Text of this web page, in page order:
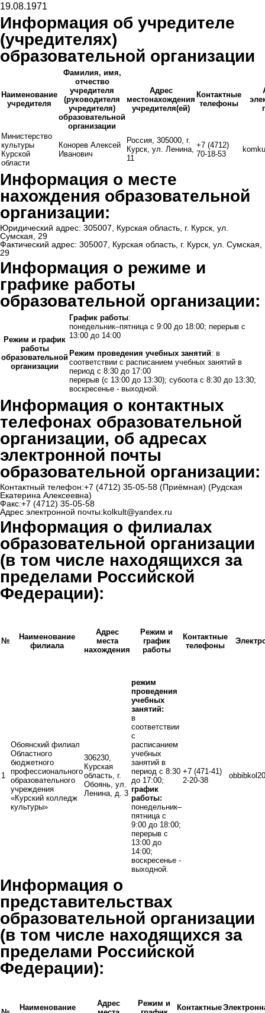
19.08.1971
Информация об учредителе
(учредителях)
образовательной организации​
Наименование
учредителя
Фамилия, имя,
отчество
учредителя
(руководителя
учредителя)
образовательной
организации
Адрес
местонахождения
учредителя(ей)
Контактные
телефоны
Министерство
культуры
Курской
области
Конорев Алексей
Иванович
Россия, 305000, г.
Курск, ул. Ленина,
11
+7 (4712)
70-18-53
Информация о месте
нахождения образовательной
организации:
Юридический адрес: 305007, Курская область, г. Курск, ул.
Сумская, 29
Фактический адрес: 305007, Курская область, г. Курск, ул. Сумская,
29
Информация о режиме и
графике работы
образовательной организации:
Режим и график
работы
образовательной
организации
График работы:
понедельник–пятница с 9:00 до 18:00; перерыв с
13:00 до 14:00
Режим проведения учебных занятий: в
соответствии с расписанием учебных занятий в
период с 8:30 до 17:00
перерыв (с 13:00 до 13:30); субоота с 8:30 до 13:30;
воскресенье - выходной.
Информация о контактных
телефонах образовательной
организации, об адресах
электронной почты
образовательной организации:
Контактный телефон:+7 (4712) 35-05-58 (Приёмная) (Рудская
Екатерина Алексеевна)
Факс:+7 (4712) 35-05-58
Адрес электронной почты:kolkult@yandex.ru
Информация о филиалах
образовательной организации
(в том числе находящихся за
пределами Российской
Федерации):
№
Наименование
филиала
Адрес
места
нахождения
Режим и
график
работы
Контактные
телефоны
1
Обоянский филиал
Областного
бюджетного
профессионального
образовательного
учреждения
«Курский колледж
культуры»
306230,
Курская
область, г.
Обоянь, ул.
Ленина, д. 3
режим
проведения
учебных
занятий:
в
соответствии
с
расписанием
учебных
занятий в
период с 8:30
до 17:00;
график
работы:
понедельник–
пятница с
9:00 до 18:00;
перерыв с
13:00 до
14:00;
воскресенье -
выходной.
+7 (471-41)
2-20-38
Информация о
представительствах
образовательной организации
(в том числе находящихся за
пределами Российской
Федерации):
Наименование
Адрес
Режим и
Контактные